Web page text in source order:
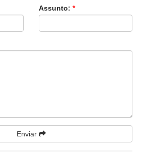
Assunto: *
Enviar